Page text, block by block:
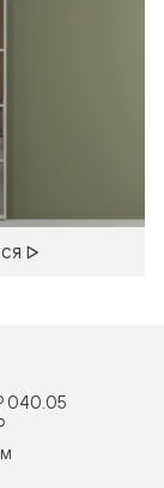
040.05